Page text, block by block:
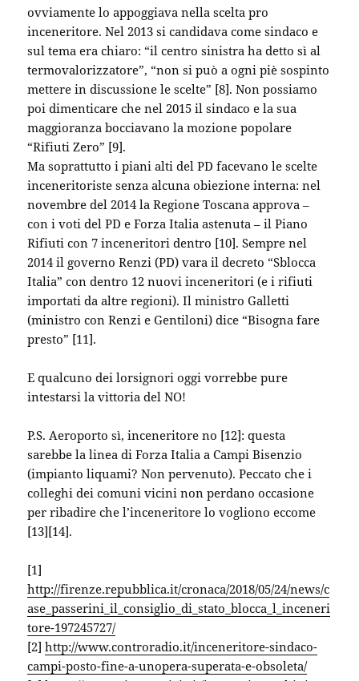
ovviamente lo appoggiava nella scelta pro
inceneritore. Nel 2013 si candidava come sindaco e
sul tema era chiaro: “il centro sinistra ha detto sì al
termovalorizzatore”, “non si può a ogni piè sospinto
mettere in discussione le scelte” [8]. Non possiamo
poi dimenticare che nel 2015 il sindaco e la sua
maggioranza bocciavano la mozione popolare
“Rifiuti Zero” [9].
Ma soprattutto i piani alti del PD facevano le scelte
inceneritoriste senza alcuna obiezione interna: nel
novembre del 2014 la Regione Toscana approva –
con i voti del PD e Forza Italia astenuta – il Piano
Rifiuti con 7 inceneritori dentro [10]. Sempre nel
2014 il governo Renzi (PD) vara il decreto “Sblocca
Italia” con dentro 12 nuovi inceneritori (e i rifiuti
importati da altre regioni). Il ministro Galletti
(ministro con Renzi e Gentiloni) dice “Bisogna fare
presto” [11].
E qualcuno dei lorsignori oggi vorrebbe pure
intestarsi la vittoria del NO!
P.S. Aeroporto sì, inceneritore no [12]: questa
sarebbe la linea di Forza Italia a Campi Bisenzio
(impianto liquami? Non pervenuto). Peccato che i
colleghi dei comuni vicini non perdano occasione
per ribadire che l’inceneritore lo vogliono eccome
[13][14].
[1]
http://firenze.repubblica.it/cronaca/2018/05/24/news/c
ase_passerini_il_consiglio_di_stato_blocca_l_inceneri
tore-197245727/
[2]http://www.controradio.it/inceneritore-sindaco-
campi-posto-fine-a-unopera-superata-e-obsoleta/